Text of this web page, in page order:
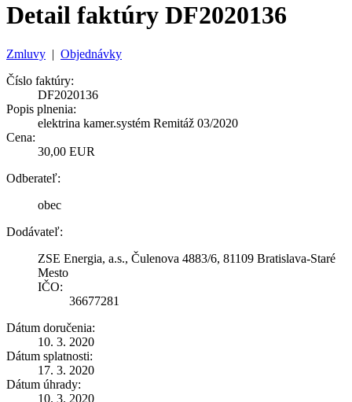
Detail faktúry DF2020136
Zmluvy | Objednávky
Číslo faktúry:
DF2020136
Popis plnenia:
elektrina kamer.systém Remitáž 03/2020
Cena:
30,00 EUR
Odberateľ:
obec
Dodávateľ:
ZSE Energia, a.s., Čulenova 4883/6, 81109 Bratislava-Staré
Mesto
IČO:
36677281
Dátum doručenia:
10. 3. 2020
Dátum splatnosti:
17. 3. 2020
Dátum úhrady:
10. 3. 2020